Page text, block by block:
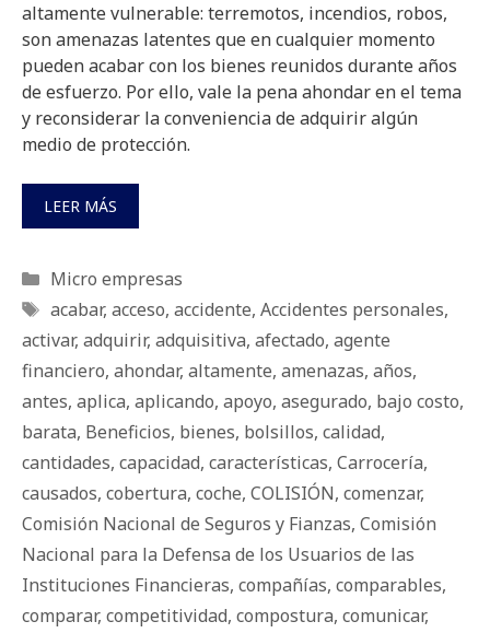
altamente vulnerable: terremotos, incendios, robos,
son amenazas latentes que en cualquier momento
pueden acabar con los bienes reunidos durante años
de esfuerzo. Por ello, vale la pena ahondar en el tema
y reconsiderar la conveniencia de adquirir algún
medio de protección.
LEER MÁS
Categorías
Micro empresas
Etiquetas
acabar, acceso, accidente, Accidentes personales,
activar, adquirir, adquisitiva, afectado, agente
financiero, ahondar, altamente, amenazas, años,
antes, aplica, aplicando, apoyo, asegurado, bajo costo,
barata, Beneficios, bienes, bolsillos, calidad,
cantidades, capacidad, características, Carrocería,
causados, cobertura, coche, COLISIÓN, comenzar,
Comisión Nacional de Seguros y Fianzas, Comisión
Nacional para la Defensa de los Usuarios de las
Instituciones Financieras, compañías, comparables,
comparar, competitividad, compostura, comunicar,